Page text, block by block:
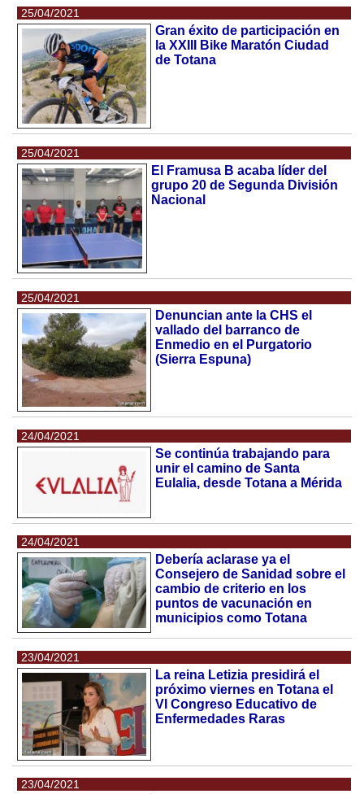
25/04/2021
Gran éxito de participación en
la XXIII Bike Maratón Ciudad
de Totana
25/04/2021
El Framusa B acaba líder del
grupo 20 de Segunda División
Nacional
25/04/2021
Denuncian ante la CHS el
vallado del barranco de
Enmedio en el Purgatorio
(Sierra Espuna)
24/04/2021
Se continúa trabajando para
unir el camino de Santa
Eulalia, desde Totana a Mérida
24/04/2021
Debería aclarase ya el
Consejero de Sanidad sobre el
cambio de criterio en los
puntos de vacunación en
municipios como Totana
23/04/2021
La reina Letizia presidirá el
próximo viernes en Totana el
VI Congreso Educativo de
Enfermedades Raras
23/04/2021